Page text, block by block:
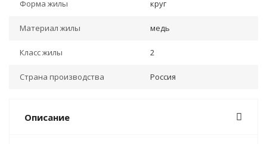
Форма жилы круг
Материал жилы медь
Класс жилы 2
Страна производства Россия
Описание